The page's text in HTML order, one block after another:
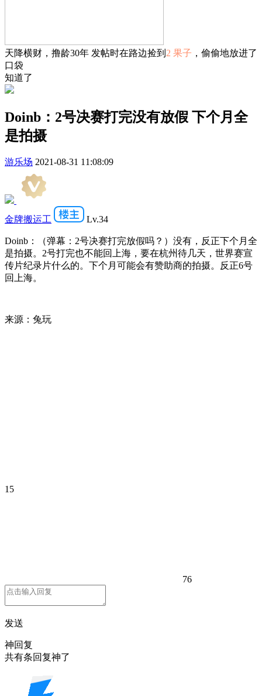
天降横财，撸龄30年 发帖时在路边捡到 2 果子 ，偷偷地放进了
口袋
知道了
Doinb：2号决赛打完没有放假 下个月全
是拍摄
游乐场 2021-08-31 11:08:09
金牌搬运工 Lv.34
Doinb：（弹幕：2号决赛打完放假吗？）没有，反正下个月全
是拍摄。2号打完也不能回上海，要在杭州待几天，世界赛宣
传片纪录片什么的。下个月可能会有赞助商的拍摄。反正6号
回上海。
来源：兔玩
15
76
发送
神回复
共有条回复神了